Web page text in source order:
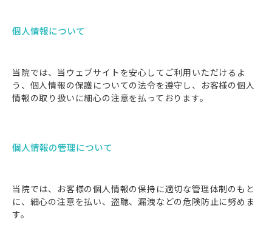
個人情報について
当院では、当ウェブサイトを安心してご利用いただけるよ
う、個人情報の保護についての法令を遵守し、お客様の個人
情報の取り扱いに細心の注意を払っております。
個人情報の管理について
当院では、お客様の個人情報の保持に適切な管理体制のもと
に、細心の注意を払い、盗聴、漏洩などの危険防止に努めま
す。